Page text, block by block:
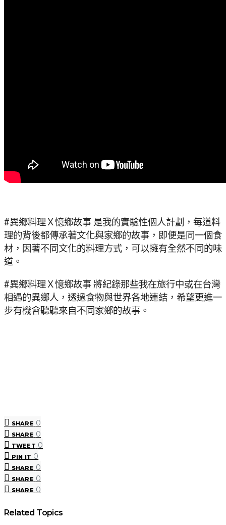
#異鄉料理Ｘ憶鄉故事 是我的實驗性個人計劃，每道料
理的背後都傳承著文化與家鄉的故事，即便是同一個食
材，因著不同文化的料理方式，可以擁有全然不同的味
道。
#異鄉料理Ｘ憶鄉故事 將紀錄那些我在旅行中或在台灣
相遇的異鄉人，透過食物與世界各地連結，希望更進一
步有機會聽聽來自不同家鄉的故事。
SHARE 0
SHARE 0
TWEET 0
PIN IT 0
SHARE 0
SHARE 0
SHARE 0
Related Topics